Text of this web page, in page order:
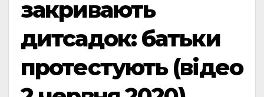
закривають
дитсадок: батьки
протестують (відео